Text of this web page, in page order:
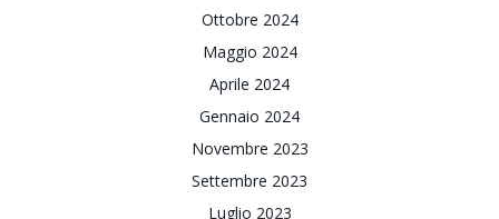
Ottobre 2024
Maggio 2024
Aprile 2024
Gennaio 2024
Novembre 2023
Settembre 2023
Luglio 2023